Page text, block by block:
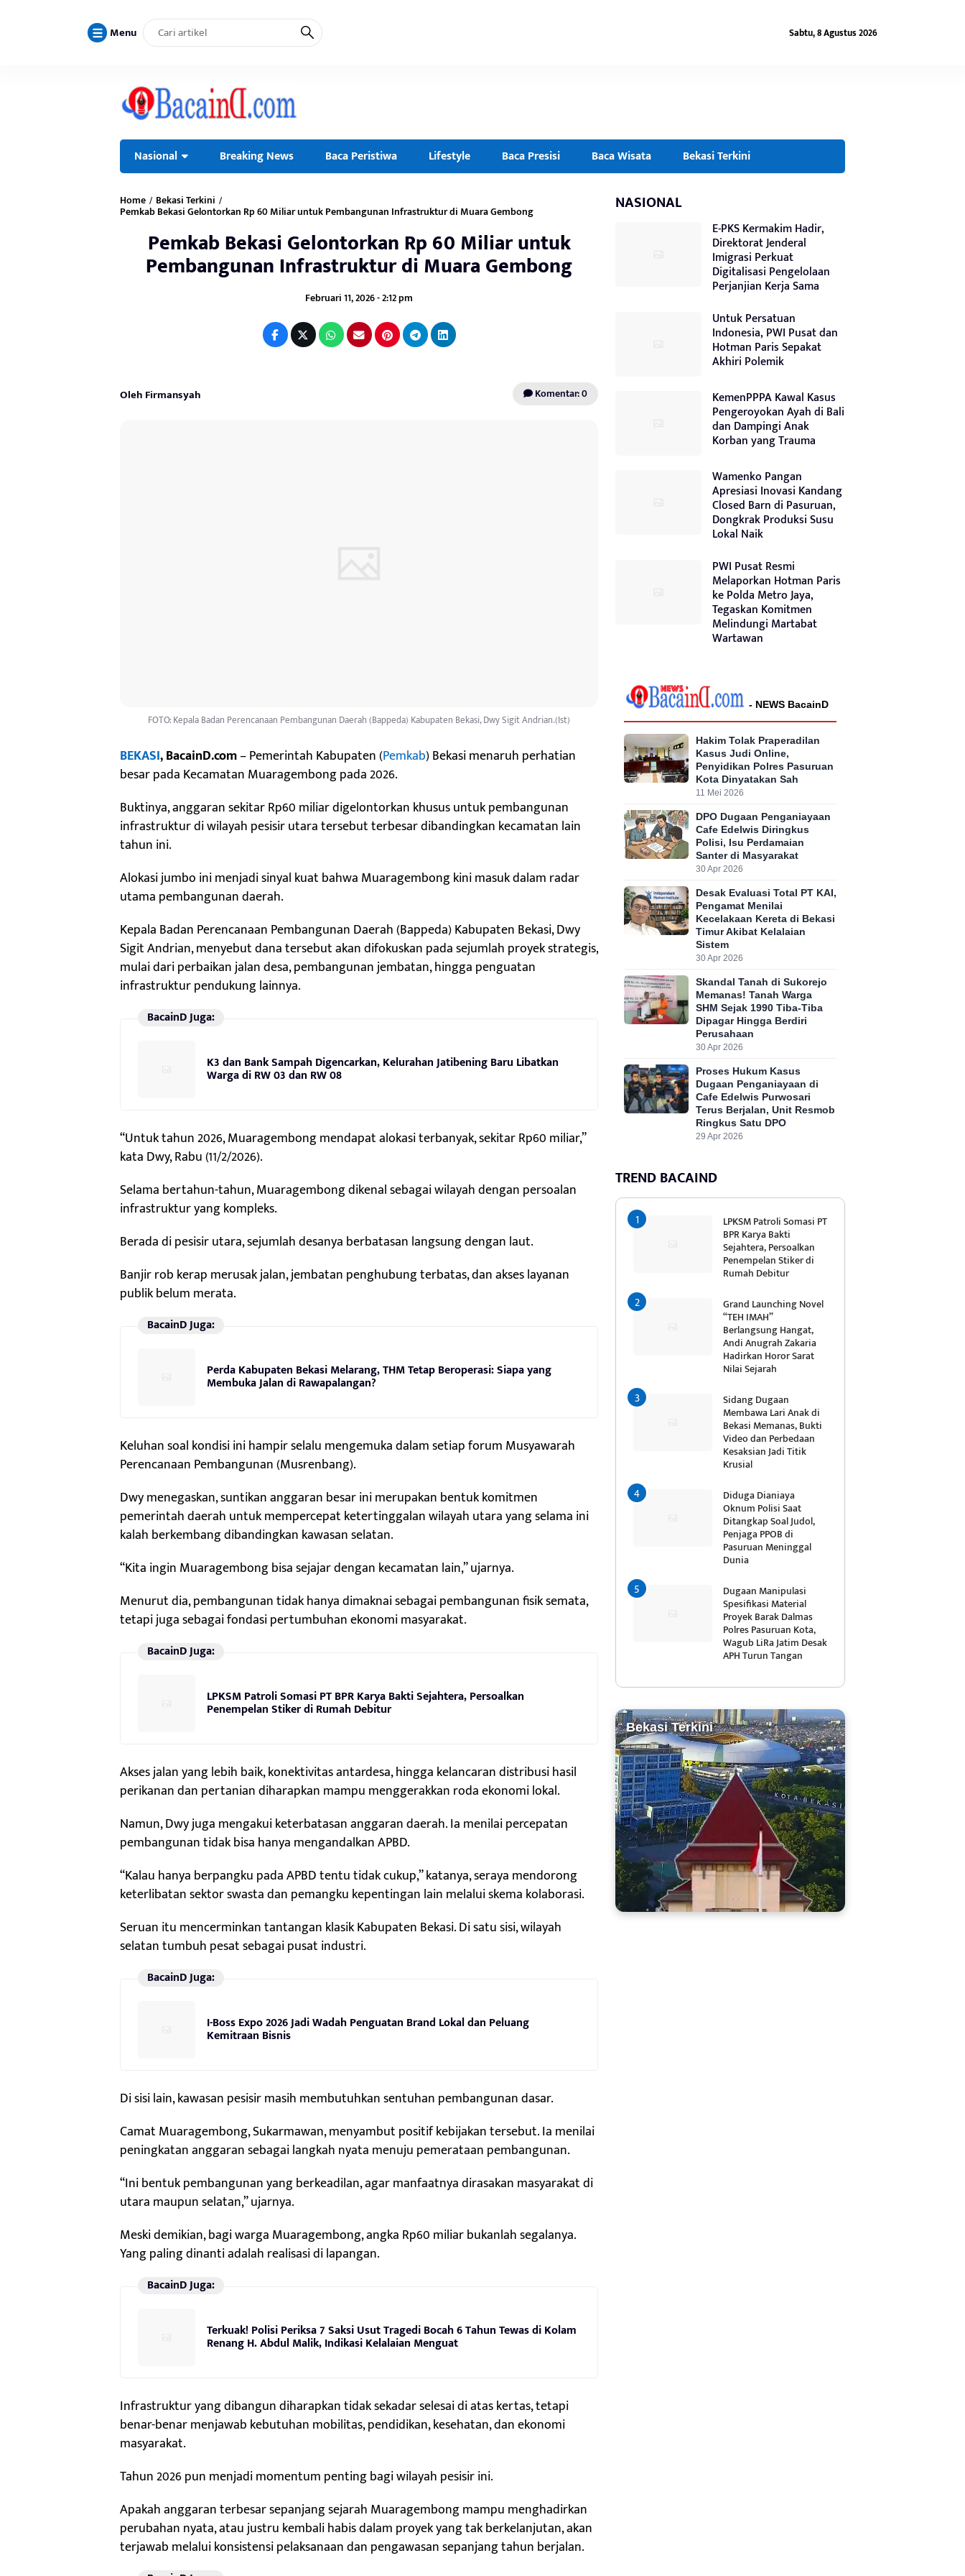
Menu Sabtu, 8 Agustus 2026
Nasional Breaking News Baca Peristiwa Lifestyle Baca Presisi Baca Wisata Bekasi Terkini
Home / Bekasi Terkini /
Pemkab Bekasi Gelontorkan Rp 60 Miliar untuk Pembangunan Infrastruktur di Muara Gembong
Pemkab Bekasi Gelontorkan Rp 60 Miliar untuk
Pembangunan Infrastruktur di Muara Gembong
Februari 11, 2026 - 2:12 pm
Oleh Firmansyah Komentar: 0
FOTO: Kepala Badan Perencanaan Pembangunan Daerah (Bappeda) Kabupaten Bekasi, Dwy Sigit Andrian.(Ist)
BEKASI, BacainD.com– Pemerintah Kabupaten (Pemkab) Bekasi menaruh perhatian
besar pada Kecamatan Muaragembong pada 2026.
Buktinya, anggaran sekitar Rp60 miliar digelontorkan khusus untuk pembangunan
infrastruktur di wilayah pesisir utara tersebut terbesar dibandingkan kecamatan lain
tahun ini.
Alokasi jumbo ini menjadi sinyal kuat bahwa Muaragembong kini masuk dalam radar
utama pembangunan daerah.
Kepala Badan Perencanaan Pembangunan Daerah (Bappeda) Kabupaten Bekasi, Dwy
Sigit Andrian, menyebut dana tersebut akan difokuskan pada sejumlah proyek strategis,
mulai dari perbaikan jalan desa, pembangunan jembatan, hingga penguatan
infrastruktur pendukung lainnya.
BacainD Juga:
K3 dan Bank Sampah Digencarkan, Kelurahan Jatibening Baru Libatkan
Warga di RW 03 dan RW 08
“Untuk tahun 2026, Muaragembong mendapat alokasi terbanyak, sekitar Rp60 miliar,”
kata Dwy, Rabu (11/2/2026).
Selama bertahun-tahun, Muaragembong dikenal sebagai wilayah dengan persoalan
infrastruktur yang kompleks.
Berada di pesisir utara, sejumlah desanya berbatasan langsung dengan laut.
Banjir rob kerap merusak jalan, jembatan penghubung terbatas, dan akses layanan
publik belum merata.
BacainD Juga:
Perda Kabupaten Bekasi Melarang, THM Tetap Beroperasi: Siapa yang
Membuka Jalan di Rawapalangan?
Keluhan soal kondisi ini hampir selalu mengemuka dalam setiap forum Musyawarah
Perencanaan Pembangunan (Musrenbang).
Dwy menegaskan, suntikan anggaran besar ini merupakan bentuk komitmen
pemerintah daerah untuk mempercepat ketertinggalan wilayah utara yang selama ini
kalah berkembang dibandingkan kawasan selatan.
“Kita ingin Muaragembong bisa sejajar dengan kecamatan lain,” ujarnya.
Menurut dia, pembangunan tidak hanya dimaknai sebagai pembangunan fisik semata,
tetapi juga sebagai fondasi pertumbuhan ekonomi masyarakat.
BacainD Juga:
LPKSM Patroli Somasi PT BPR Karya Bakti Sejahtera, Persoalkan
Penempelan Stiker di Rumah Debitur
Akses jalan yang lebih baik, konektivitas antardesa, hingga kelancaran distribusi hasil
perikanan dan pertanian diharapkan mampu menggerakkan roda ekonomi lokal.
Namun, Dwy juga mengakui keterbatasan anggaran daerah. Ia menilai percepatan
pembangunan tidak bisa hanya mengandalkan APBD.
“Kalau hanya berpangku pada APBD tentu tidak cukup,” katanya, seraya mendorong
keterlibatan sektor swasta dan pemangku kepentingan lain melalui skema kolaborasi.
Seruan itu mencerminkan tantangan klasik Kabupaten Bekasi. Di satu sisi, wilayah
selatan tumbuh pesat sebagai pusat industri.
BacainD Juga:
I-Boss Expo 2026 Jadi Wadah Penguatan Brand Lokal dan Peluang
Kemitraan Bisnis
Di sisi lain, kawasan pesisir masih membutuhkan sentuhan pembangunan dasar.
Camat Muaragembong, Sukarmawan, menyambut positif kebijakan tersebut. Ia menilai
peningkatan anggaran sebagai langkah nyata menuju pemerataan pembangunan.
“Ini bentuk pembangunan yang berkeadilan, agar manfaatnya dirasakan masyarakat di
utara maupun selatan,” ujarnya.
Meski demikian, bagi warga Muaragembong, angka Rp60 miliar bukanlah segalanya.
Yang paling dinanti adalah realisasi di lapangan.
BacainD Juga:
Terkuak! Polisi Periksa 7 Saksi Usut Tragedi Bocah 6 Tahun Tewas di Kolam
Renang H. Abdul Malik, Indikasi Kelalaian Menguat
Infrastruktur yang dibangun diharapkan tidak sekadar selesai di atas kertas, tetapi
benar-benar menjawab kebutuhan mobilitas, pendidikan, kesehatan, dan ekonomi
masyarakat.
Tahun 2026 pun menjadi momentum penting bagi wilayah pesisir ini.
Apakah anggaran terbesar sepanjang sejarah Muaragembong mampu menghadirkan
perubahan nyata, atau justru kembali habis dalam proyek yang tak berkelanjutan, akan
terjawab melalui konsistensi pelaksanaan dan pengawasan sepanjang tahun berjalan.
NASIONAL
E-PKS Kermakim Hadir,
Direktorat Jenderal
Imigrasi Perkuat
Digitalisasi Pengelolaan
Perjanjian Kerja Sama
Untuk Persatuan
Indonesia, PWI Pusat dan
Hotman Paris Sepakat
Akhiri Polemik
KemenPPPA Kawal Kasus
Pengeroyokan Ayah di Bali
dan Dampingi Anak
Korban yang Trauma
Wamenko Pangan
Apresiasi Inovasi Kandang
Closed Barn di Pasuruan,
Dongkrak Produksi Susu
Lokal Naik
PWI Pusat Resmi
Melaporkan Hotman Paris
ke Polda Metro Jaya,
Tegaskan Komitmen
Melindungi Martabat
Wartawan
- NEWS BacainD
Hakim Tolak Praperadilan
Kasus Judi Online,
Penyidikan Polres Pasuruan
Kota Dinyatakan Sah
11 Mei 2026
DPO Dugaan Penganiayaan
Cafe Edelwis Diringkus
Polisi, Isu Perdamaian
Santer di Masyarakat
30 Apr 2026
Desak Evaluasi Total PT KAI,
Pengamat Menilai
Kecelakaan Kereta di Bekasi
Timur Akibat Kelalaian
Sistem
30 Apr 2026
Skandal Tanah di Sukorejo
Memanas! Tanah Warga
SHM Sejak 1990 Tiba-Tiba
Dipagar Hingga Berdiri
Perusahaan
30 Apr 2026
Proses Hukum Kasus
Dugaan Penganiayaan di
Cafe Edelwis Purwosari
Terus Berjalan, Unit Resmob
Ringkus Satu DPO
29 Apr 2026
TREND BACAIND
LPKSM Patroli Somasi PT
BPR Karya Bakti
Sejahtera, Persoalkan
Penempelan Stiker di
Rumah Debitur
Grand Launching Novel
“TEH IMAH”
Berlangsung Hangat,
Andi Anugrah Zakaria
Hadirkan Horor Sarat
Nilai Sejarah
Sidang Dugaan
Membawa Lari Anak di
Bekasi Memanas, Bukti
Video dan Perbedaan
Kesaksian Jadi Titik
Krusial
Diduga Dianiaya
Oknum Polisi Saat
Ditangkap Soal Judol,
Penjaga PPOB di
Pasuruan Meninggal
Dunia
Dugaan Manipulasi
Spesifikasi Material
Proyek Barak Dalmas
Polres Pasuruan Kota,
Wagub LiRa Jatim Desak
APH Turun Tangan
Bekasi Terkini